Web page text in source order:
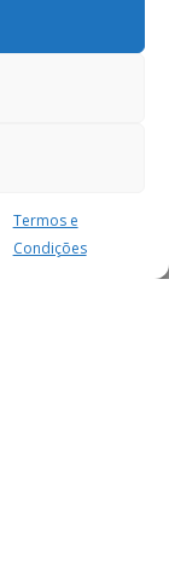
Termos e
Condições